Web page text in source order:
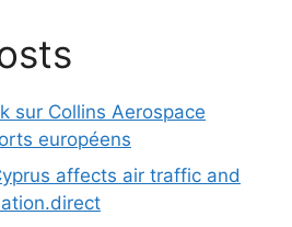
sur Collins Aerospace
européens
affects air traffic and